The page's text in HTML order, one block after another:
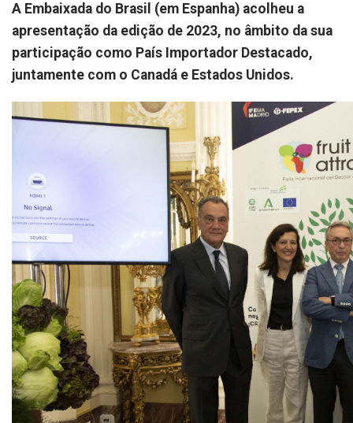
A Embaixada do Brasil (em Espanha) acolheu a
apresentação da edição de 2023, no âmbito da sua
participação como País Importador Destacado,
juntamente com o Canadá e Estados Unidos.